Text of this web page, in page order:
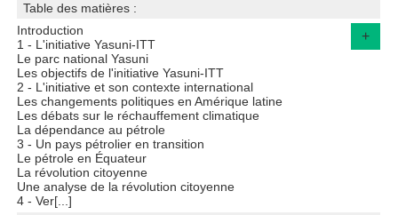
Table des matières :
Introduction
1 - L'initiative Yasuni-ITT
Le parc national Yasuni
Les objectifs de l'initiative Yasuni-ITT
2 - L'initiative et son contexte international
Les changements politiques en Amérique latine
Les débats sur le réchauffement climatique
La dépendance au pétrole
3 - Un pays pétrolier en transition
Le pétrole en Équateur
La révolution citoyenne
Une analyse de la révolution citoyenne
4 - Ver[...]
+